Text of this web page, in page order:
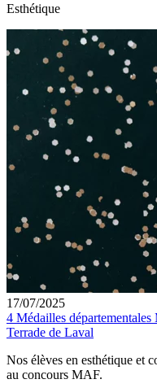
Esthétique
17/07/2025
4 Médailles
Terrade de Laval
Nos élèves en esthétique et
au concours MAF.